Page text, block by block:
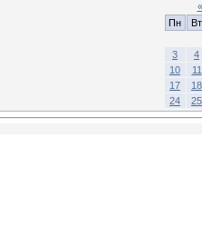
«
Пн
Вт
3
4
10
11
17
18
24
25